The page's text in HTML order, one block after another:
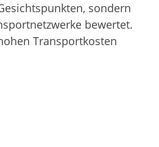
sondern
bewertet.
Transportkosten